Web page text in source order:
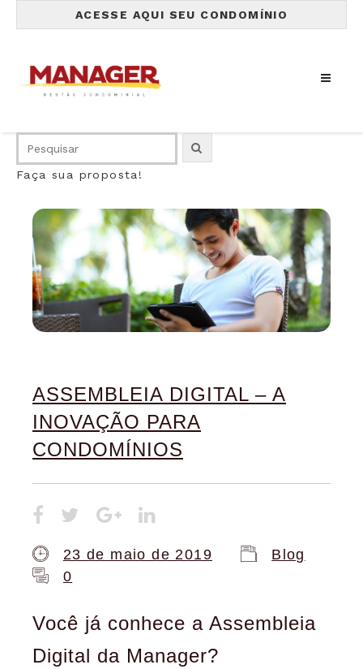
ACESSE AQUI SEU CONDOMÍNIO
Faça sua proposta!
ASSEMBLEIA DIGITAL – A
INOVAÇÃO PARA
CONDOMÍNIOS
23 de maio de 2019
Blog
0
Você já conhece a Assembleia
Digital da Manager?